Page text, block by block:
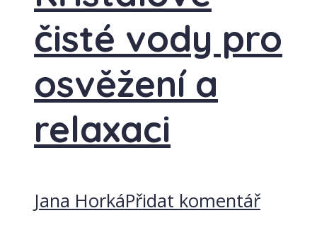
čisté vody pro
osvěžení a
relaxaci
Jana HorkáPřidat komentář